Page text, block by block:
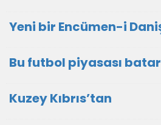
Yeni bir Encümen-i
Bu futbol piyasası batar
Kuzey Kıbrıs’tan